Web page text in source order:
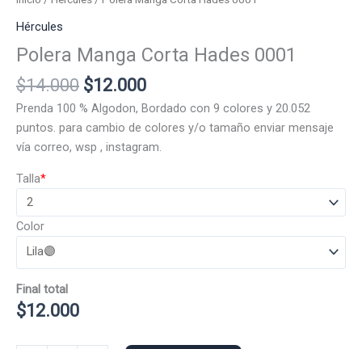
Hércules
Polera Manga Corta Hades 0001
$14.000 El
precio
original
era:
$12.000El
precio
actual
es:
Prenda 100 % Algodon, Bordado con 9 colores y 20.052
puntos. para cambio de colores y/o tamaño enviar mensaje
vía correo, wsp , instagram.
*
Talla
Color
Final total
$12.000